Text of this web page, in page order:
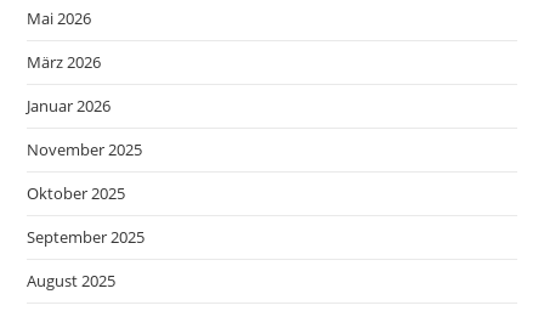
Mai 2026
März 2026
Januar 2026
November 2025
Oktober 2025
September 2025
August 2025